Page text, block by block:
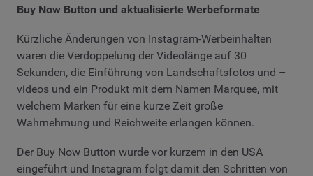
Buy Now Button und aktualisierte Werbeformate
Kürzliche Änderungen von Instagram-Werbeinhalten
waren die Verdoppelung der Videolänge auf 30
Sekunden, die Einführung von Landschaftsfotos und –
videos und ein Produkt mit dem Namen Marquee, mit
welchem Marken für eine kurze Zeit große
Wahrnehmung und Reichweite erlangen können.
Der Buy Now Button wurde vor kurzem in den USA
eingeführt und Instagram folgt damit den Schritten von